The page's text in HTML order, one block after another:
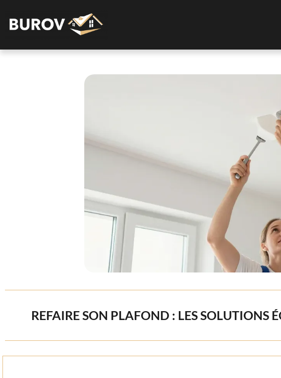
REFAIRE SON PLAFOND : LES SOLUTIONS